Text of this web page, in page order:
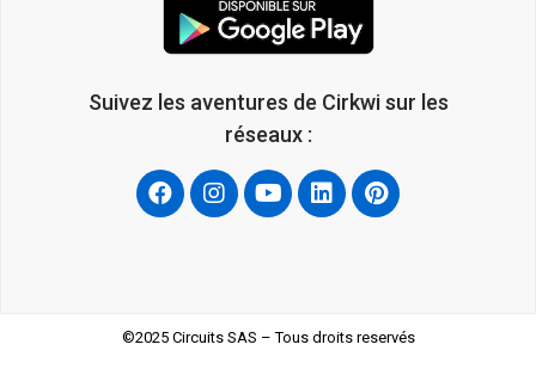
Suivez les aventures de Cirkwi sur les
réseaux :
©2025 Circuits SAS – Tous droits reservés